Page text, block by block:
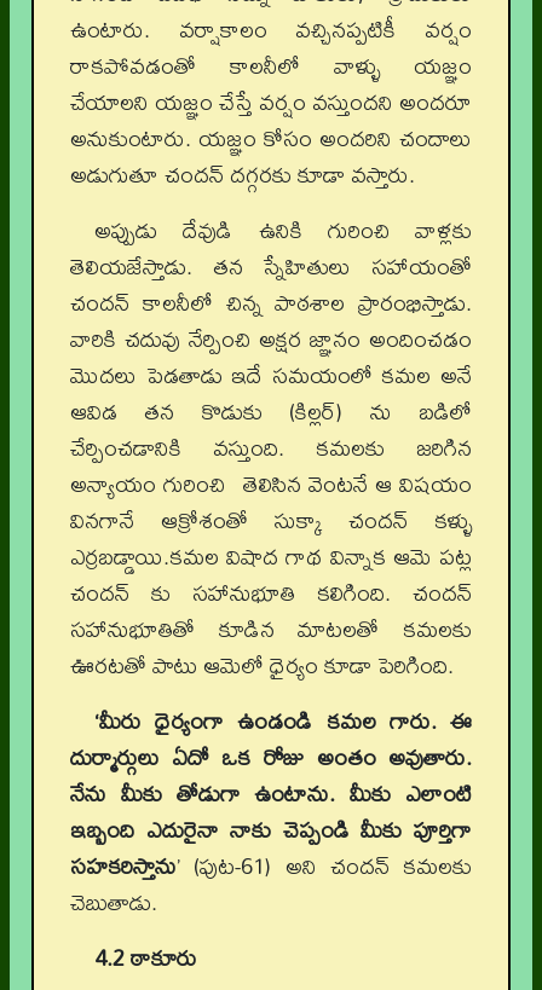
ఉంటారు. వర్షాకాలం వచ్చినప్పటికీ వర్షం
రాకపోవడంతో కాలనీలో వాళ్ళు యజ్ఞం
చేయాలని యజ్ఞం చేస్తే వర్షం వస్తుందని అందరూ
అనుకుంటారు. యజ్ఞం కోసం అందరిని చందాలు
అడుగుతూ చందన్ దగ్గరకు కూడా వస్తారు.
అప్పుడు దేవుడి ఉనికి గురించి వాళ్లకు
తెలియజేస్తాడు. తన స్నేహితులు సహాయంతో
చందన్ కాలనీలో చిన్న పాఠశాల ప్రారంభిస్తాడు.
వారికి చదువు నేర్పించి అక్షర జ్ఞానం అందించడం
మొదలు పెడతాడు ఇదే సమయంలో కమల అనే
ఆవిడ తన కొడుకు (కిల్లర్) ను బడిలో
చేర్పించడానికి వస్తుంది. కమలకు జరిగిన
అన్యాయం గురించి తెలిసిన వెంటనే ఆ విషయం
వినగానే ఆక్రోశంతో సుక్కా చందన్ కళ్ళు
ఎర్రబడ్డాయి.కమల విషాద గాథ విన్నాక ఆమె పట్ల
చందన్ కు సహానుభూతి కలిగింది. చందన్
సహానుభూతితో కూడిన మాటలతో కమలకు
ఊరటతో పాటు ఆమెలో ధైర్యం కూడా పెరిగింది.
‘మీరు ధైర్యంగా ఉండండి కమల గారు. ఈ
దుర్మార్గులు ఏదో ఒక రోజు అంతం అవుతారు.
నేను మీకు తోడుగా ఉంటాను. మీకు ఎలాంటి
ఇబ్బంది ఎదురైనా నాకు చెప్పండి మీకు పూర్తిగా
సహకరిస్తాను’ (పుట-61) అని చందన్ కమలకు
చెబుతాడు.
4.2 ఠాకూరు